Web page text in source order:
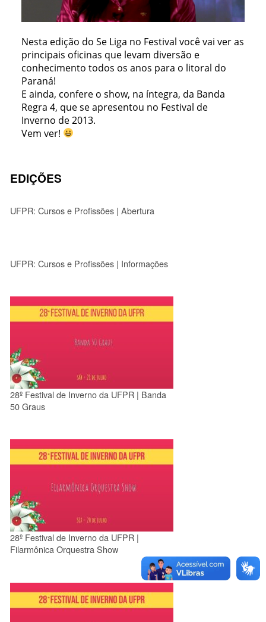
Nesta edição do Se Liga no Festival você vai ver as
principais oficinas que levam diversão e
conhecimento todos os anos para o litoral do
Paraná!
E ainda, confere o show, na íntegra, da Banda
Regra 4, que se apresentou no Festival de
Inverno de 2013.
Vem ver!
EDIÇÕES
UFPR: Cursos e Profissões | Abertura
UFPR: Cursos e Profissões | Informações
28º Festival de Inverno da UFPR | Banda
50 Graus
28º Festival de Inverno da UFPR |
Filarmônica Orquestra Show